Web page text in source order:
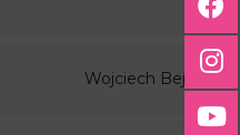
Wojciech Bejda